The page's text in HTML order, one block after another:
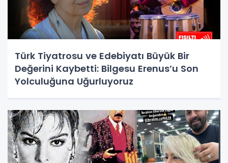
Türk Tiyatrosu ve Edebiyatı Büyük Bir
Değerini Kaybetti: Bilgesu Erenus’u Son
Yolculuğuna Uğurluyoruz